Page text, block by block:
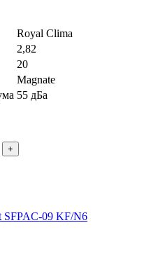
Royal Clima
2,82
20
Magnate
55 дБа
+
09 KF/N6